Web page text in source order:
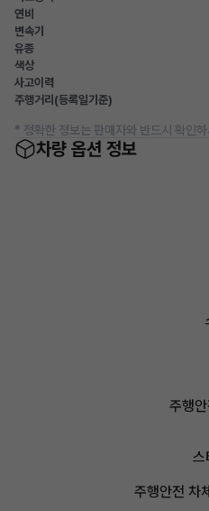
연비
변속기
유종
색상
사고이력
주행거리(등록일기준)
* 정확한 정보는 판매자와 반드시 확인
차량 옵션 정보
주행
스
주행안전 차